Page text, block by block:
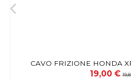
CAVO FRIZIONE HONDA
19,00 €